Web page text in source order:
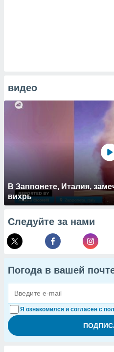
видео
В Заппонете, Италия,
вихрь
Следуйте за нами
Погода в вашей
Я ознакомился и согласен с